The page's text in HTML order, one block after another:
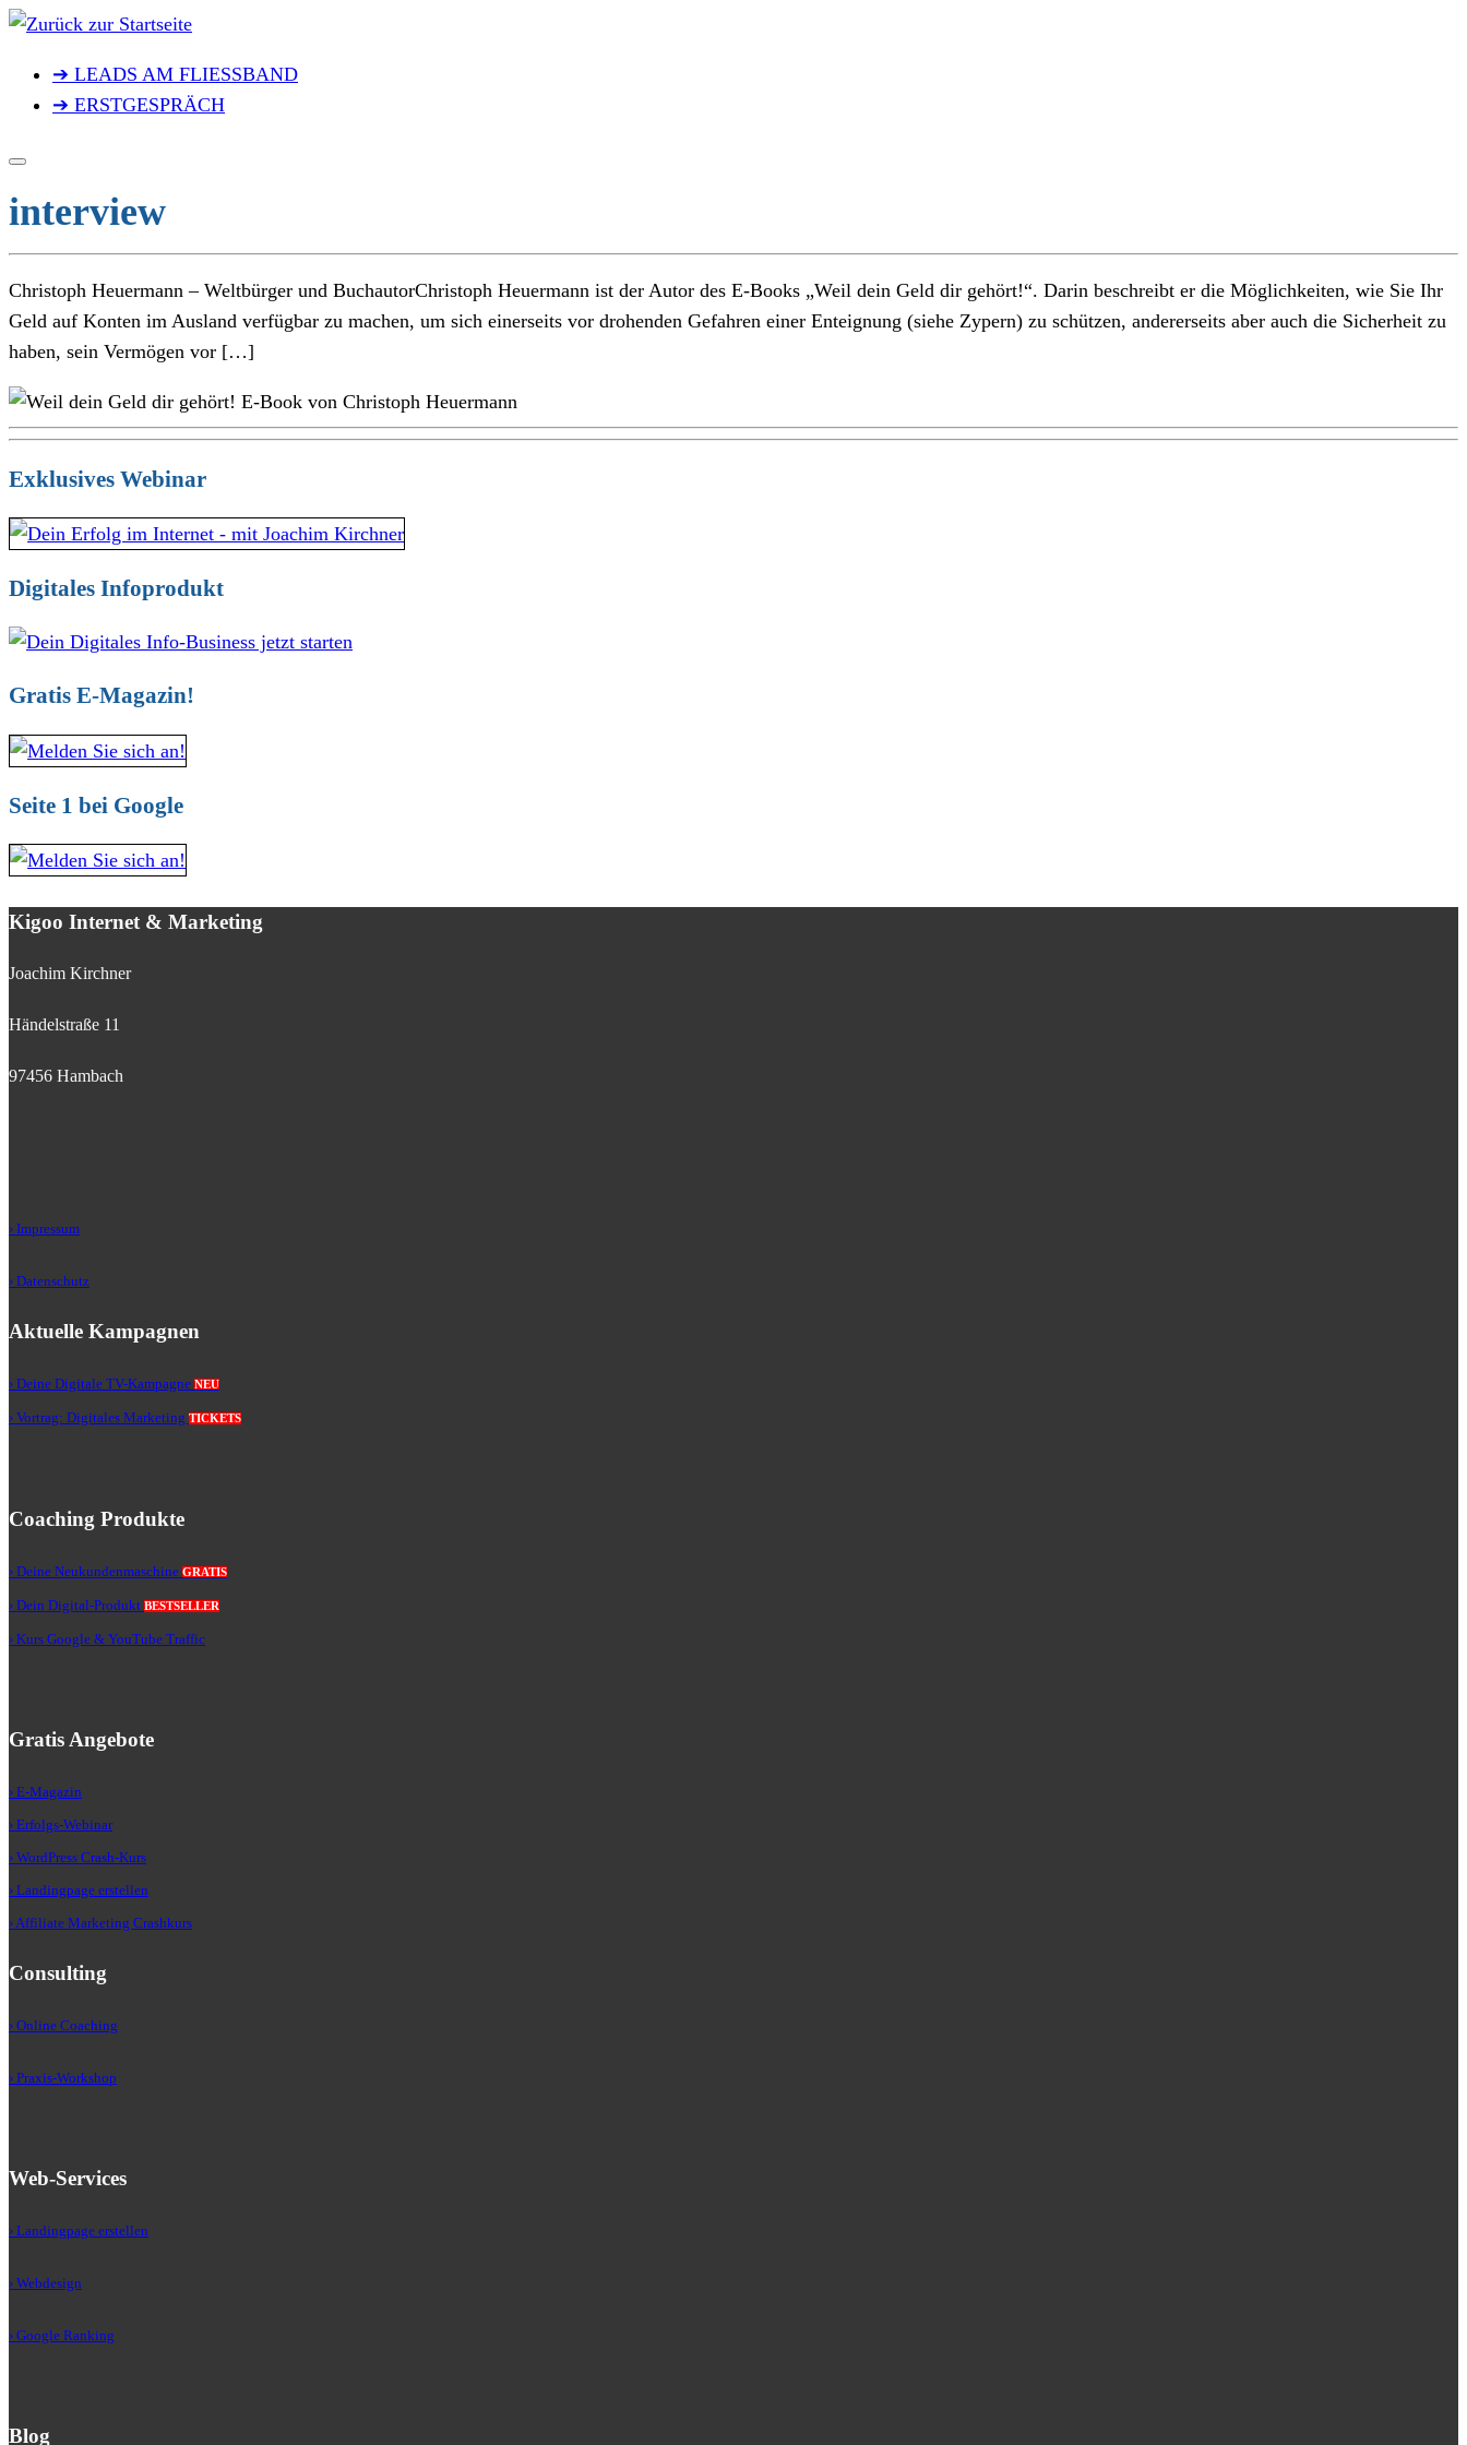
Zum
springen➔ LEADS AM FLIESSBAND
➔ ERSTGESPRÄCH
interview
Christoph Heuermann – Weltbürger und BuchautorChristoph Heuermann ist der Autor des E-Books „Weil dein Geld dir gehört!“. Darin beschreibt er die Möglichkeiten, wie Sie Ihr
Geld auf Konten im Ausland verfügbar zu machen, um sich einerseits vor drohenden Gefahren einer Enteignung (siehe Zypern) zu schützen, andererseits aber auch die Sicherheit zu
haben, sein Vermögen vor […]
Exklusives Webinar
Digitales Infoprodukt
Gratis E-Magazin!
Seite 1 bei Google
Kigoo Internet & Marketing
Joachim Kirchner
Händelstraße 11
97456 Hambach
› Impressum
› Datenschutz
Aktuelle Kampagnen
› Deine Digitale TV-Kampagne NEU
› Vortrag: Digitales Marketing TICKETS
Coaching Produkte
› Deine Neukundenmaschine GRATIS
› Dein Digital-Produkt BESTSELLER
› Kurs Google & YouTube Traffic
Gratis Angebote
› E-Magazin
› Erfolgs-Webinar
› WordPress Crash-Kurs
› Landingpage erstellen
› Affiliate Marketing Crashkurs
Consulting
› Online Coaching
› Praxis-Workshop
Web-Services
› Landingpage erstellen
› Webdesign
› Google Ranking
Blog